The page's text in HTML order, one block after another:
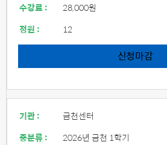
수강료 :
28,000원
정원 :
12
신청마감
기관 :
금천센터
중분류 :
2026년 금천 1학기